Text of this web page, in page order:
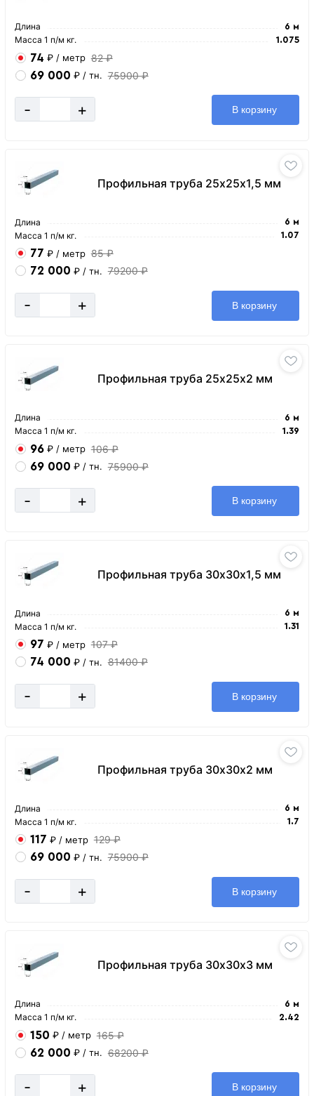
Длина 6 м
Масса 1 п/м кг. 1.075
74 ₽ / метр 82 ₽
69 000 ₽ / тн. 75900 ₽
- + В корзину
Профильная труба 25х25х1,5 мм
Длина 6 м
Масса 1 п/м кг. 1.07
77 ₽ / метр 85 ₽
72 000 ₽ / тн. 79200 ₽
- + В корзину
Профильная труба 25х25х2 мм
Длина 6 м
Масса 1 п/м кг. 1.39
96 ₽ / метр 106 ₽
69 000 ₽ / тн. 75900 ₽
- + В корзину
Профильная труба 30х30х1,5 мм
Длина 6 м
Масса 1 п/м кг. 1.31
97 ₽ / метр 107 ₽
74 000 ₽ / тн. 81400 ₽
- + В корзину
Профильная труба 30х30х2 мм
Длина 6 м
Масса 1 п/м кг. 1.7
117 ₽ / метр 129 ₽
69 000 ₽ / тн. 75900 ₽
- + В корзину
Профильная труба 30х30х3 мм
Длина 6 м
Масса 1 п/м кг. 2.42
150 ₽ / метр 165 ₽
62 000 ₽ / тн. 68200 ₽
- + В корзину